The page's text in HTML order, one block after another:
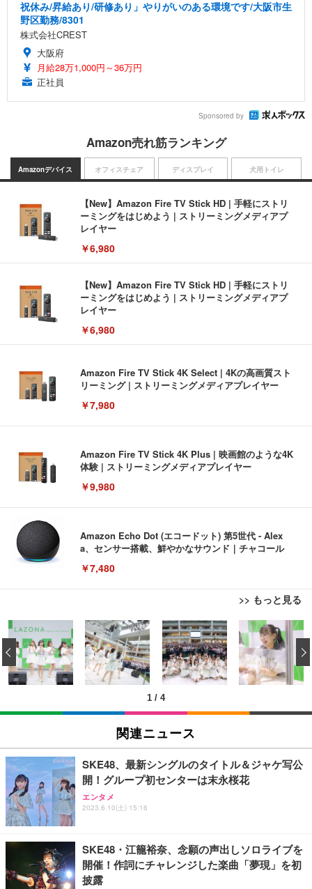
祝休み/昇給あり/研修あり」やりがいのある環境です/大阪市生
野区勤務/8301
株式会社CREST
大阪府
月給28万1,000円～36万円
正社員
Sponsored by
Amazon売れ筋ランキング
Amazonデバイス
【New】Amazon Fire TV Stick HD | 手軽にストリ
ーミングをはじめよう | ストリーミングメディアプ
レイヤー
￥6,980
【New】Amazon Fire TV Stick HD | 手軽にストリ
ーミングをはじめよう | ストリーミングメディアプ
レイヤー
￥6,980
Amazon Fire TV Stick 4K Select | 4Kの高画質スト
リーミング | ストリーミングメディアプレイヤー
￥7,980
Amazon Fire TV Stick 4K Plus | 映画館のような4K
体験 | ストリーミングメディアプレイヤー
￥9,980
Amazon Echo Dot (エコードット) 第5世代 - Alex
a、センサー搭載、鮮やかなサウンド｜チャコール
￥7,480
>> もっと見る
オフィスチェア
[EdoErgo] オフィスチェア 椅子 テレワーク 疲れな
い 跳ね上げ式アームレスト コンパクト 約105度ロッ
キング pc 事務椅子 360度回転 座面昇降 強化ナイロ
ン樹脂ベース 通気性メッシュ 在宅ワーク H-WY01
(黒網+黒枠+黒足)
￥5,699
SIHOO B100 オフィスチェア／デスクチェア メッシ
ュチェア 人間工学 疲れない ブラック
￥27,999
Sezlife オフィスチェア デスクチェア 疲れない テレ
ワーク チェア 強化バックレスト 30度ロッキング機
能 人間工学 椅子 腰サポート 90度跳ね上げ式アーム
務用 おしゃれ パソコンチェア (ブラック)
Sezlife オフィスチェア デスクチェア 疲れない テレ
ワーク チェア 強化バックレスト 30度ロッキング機
ディスプレイ
EIZO ビジネス向けプレミアムモニター | FlexScan
EV3240X-WT | 31.5型4K UHD・USB Type-C・ホワ
イト
￥105,595
EIZO ビジネス向けプレミアムモニター | FlexScan
￥109,572
【純正品】27"ゲーミングモニター DualSense 充電
フック付き（CFI-ZDM1J）
【整備済み品】Dell E2724HS 27インチ 液晶モニタ
ー フルHD（1920×1080）VA 非光沢 HDMI/DisplayP
犬用トイレ
Amazonベーシック ペットシーツ 薄型 レギュラー 1
回使い捨て 無香料 ホワイト 300枚
￥3,373
Amazonベーシック ペットシーツ 厚型 ワイド 42枚
x2袋(84枚) ホワイト(吸収面:ライトブルー)
￥3,234
ネオ・ルーライフ ネオ・オムツ L 中型犬用 26枚入
り 単品
Smart Basic(スマートベーシック) 【Amazon.co.jp
限定】 Smart Basic アイリスオーヤマ ペットシーツ
1 / 4
‹
関連ニュース
SKE48、最新シングルのタイトル＆ジャケ写公
開！グループ初センターは末永桜花
エンタメ
2023.6.10(土) 15:16
SKE48・江籠裕奈、念願の声出しソロライブを
開催！作詞にチャレンジした楽曲「夢現」を初
披露